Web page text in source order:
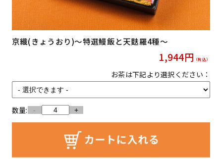
京織(きょうおり)〜特選鰻飯と天麩羅4種〜
1,944円 （税込）
お茶は下記より選択ください：
数量: - +